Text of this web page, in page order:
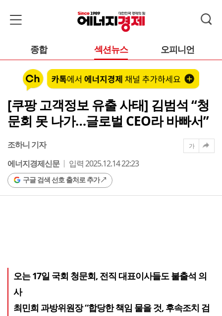
종합 섹션뉴스 오피니언
[쿠팡 고객정보 유출 사태] 김범석 “청
문회 못 나가…글로벌 CEO라 바빠서”
조하니 기자
에너지경제신문
입력 2025.12.14 22:23
구글 검색 선호 출처로 추가
가
오는 17일 국회 청문회, 전직 대표이사들도 불출석 의
사
최민희 과방위원장 “합당한 책임 물을 것, 후속조치 검